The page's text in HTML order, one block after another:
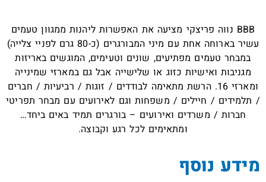
BBB נווה פריצקי מציעה את האפשרות ליהנות ממגוון טעמים
עשיר בארוחה אחת עם מיני המבורגרים (כ-80 גרם לפניי צלייה)
במבחר טעמים מפתיעים, שונים וטעימים, המוגשים באריזות
מגניבות ואישיות כזוג או שלישייה אבל גם במארזי שמינייה
ומארזי 16. הרשת מתאימה לבודדים / זוגות / רביעיות / חברים
/ תלמידים / חיילים / משפחות וגם לאירועים עם מבחר תפריטי
חברות / משרדים ואירועים – בורגרים תמיד באים ביחד…
ומתאימים לכל רגע וקבוצה.
מידע נוסף